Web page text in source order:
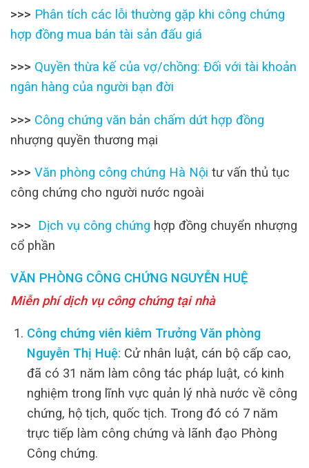
>>> Phân tích các lỗi thường gặp khi công chứng
hợp đồng mua bán tài sản đấu giá
>>> Quyền thừa kế của vợ/chồng: Đối với tài khoản
ngân hàng của người bạn đời
>>> Công chứng văn bản chấm dứt hợp đồng
nhượng quyền thương mại
>>> Văn phòng công chứng Hà Nội tư vấn thủ tục
công chứng cho người nước ngoài
>>> Dịch vụ công chứng hợp đồng chuyển nhượng
cổ phần
VĂN PHÒNG CÔNG CHỨNG NGUYỄN HUỆ
Miễn phí dịch vụ công chứng tại nhà
Công chứng viên kiêm Trưởng Văn phòng
Nguyễn Thị Huệ: Cử nhân luật, cán bộ cấp cao,
đã có 31 năm làm công tác pháp luật, có kinh
nghiệm trong lĩnh vực quản lý nhà nước về công
chứng, hộ tịch, quốc tịch. Trong đó có 7 năm
trực tiếp làm công chứng và lãnh đạo Phòng
Công chứng.